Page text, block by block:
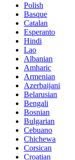
Polish
Basque
Catalan
Esperanto
Hindi
Lao
Albanian
Amharic
Armenian
Azerbaijani
Belarusian
Bengali
Bosnian
Bulgarian
Cebuano
Chichewa
Corsican
Croatian